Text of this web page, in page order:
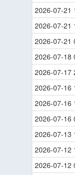
2026-07-21
2026-07-21
2026-07-21
2026-07-18
2026-07-17
2026-07-16
2026-07-16
2026-07-16
2026-07-13
2026-07-12
2026-07-12